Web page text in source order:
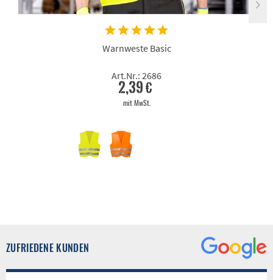
Warnweste Basic
Art.Nr.: 2686
2,39 €
mit MwSt.
ZUFRIEDENE KUNDEN